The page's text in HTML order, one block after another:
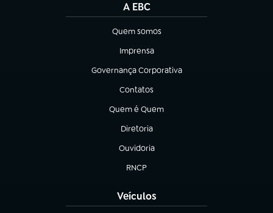
A EBC
Quem somos
(abre em nova aba)
Imprensa
(abre em nova aba)
Governança Corporativa
(abre em nova aba)
Contatos
(abre em nova aba)
Quem é Quem
(abre em nova aba)
Diretoria
(abre em nova aba)
Ouvidoria
(abre em nova aba)
RNCP
(abre em nova aba)
Veículos